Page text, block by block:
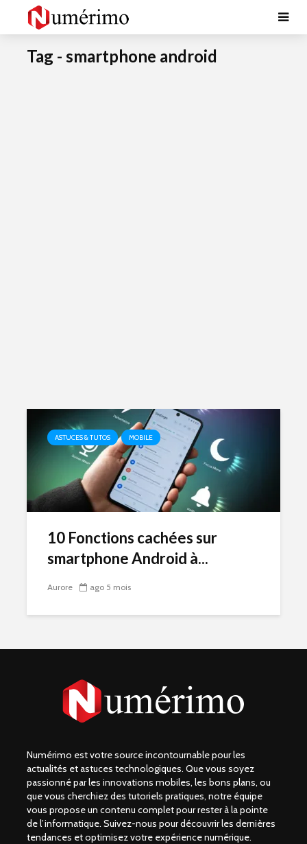
Tag - smartphone android
ASTUCES & TUTOS MOBILE
10 Fonctions cachées sur
smartphone Android à...
Aurore ago 5 mois
Numérimo est votre source incontournable pour les
actualités et astuces technologiques. Que vous soyez
passionné par les innovations mobiles, les bons plans, ou
que vous cherchiez des tutoriels pratiques, notre équipe
vous propose un contenu complet pour rester à la pointe
de l’informatique. Suivez-nous pour découvrir les dernières
tendances et optimisez votre expérience numérique.